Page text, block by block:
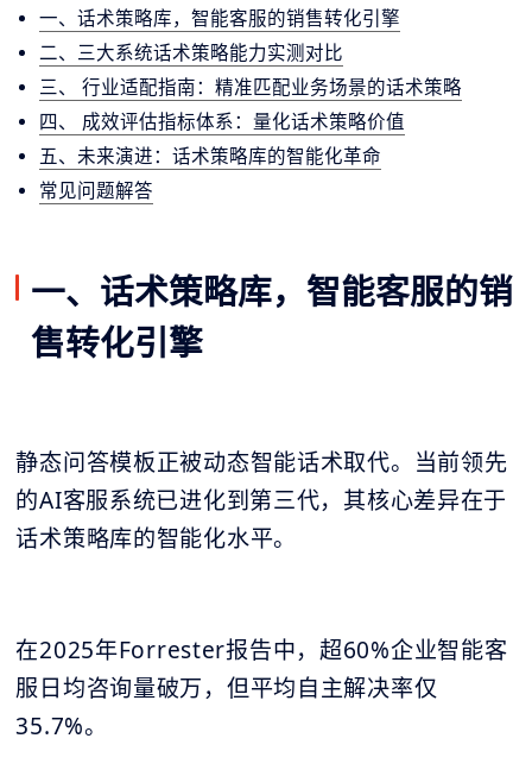
一、话术策略库，智能客服的销售转化引擎
二、三大系统话术策略能力实测对比
三、 行业适配指南：精准匹配业务场景的话术策略
四、 成效评估指标体系：量化话术策略价值
五、未来演进：话术策略库的智能化革命
常见问题解答
一、话术策略库，智能客服的销
售转化引擎
静态问答模板正被动态智能话术取代。当前领先
的AI客服系统已进化到第三代，其核心差异在于
话术策略库的智能化水平。
在2025年Forrester报告中，超60%企业智能客
服日均咨询量破万，但平均自主解决率仅
35.7%。